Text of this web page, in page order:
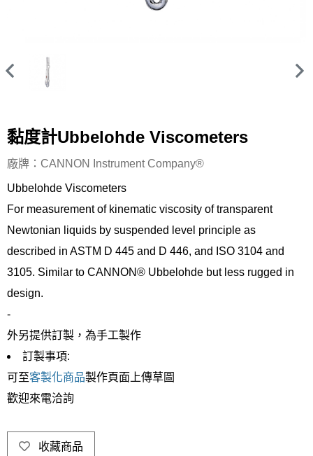
黏度計Ubbelohde Viscometers
廠牌：CANNON Instrument Company®
Ubbelohde Viscometers
For measurement of kinematic viscosity of transparent
Newtonian liquids by suspended level principle as
described in ASTM D 445 and D 446, and ISO 3104 and
3105. Similar to CANNON® Ubbelohde but less rugged in
design.
-
外另提供訂製，為手工製作
訂製事項:
可至客製化商品製作頁面上傳草圖
歡迎來電洽詢
收藏商品